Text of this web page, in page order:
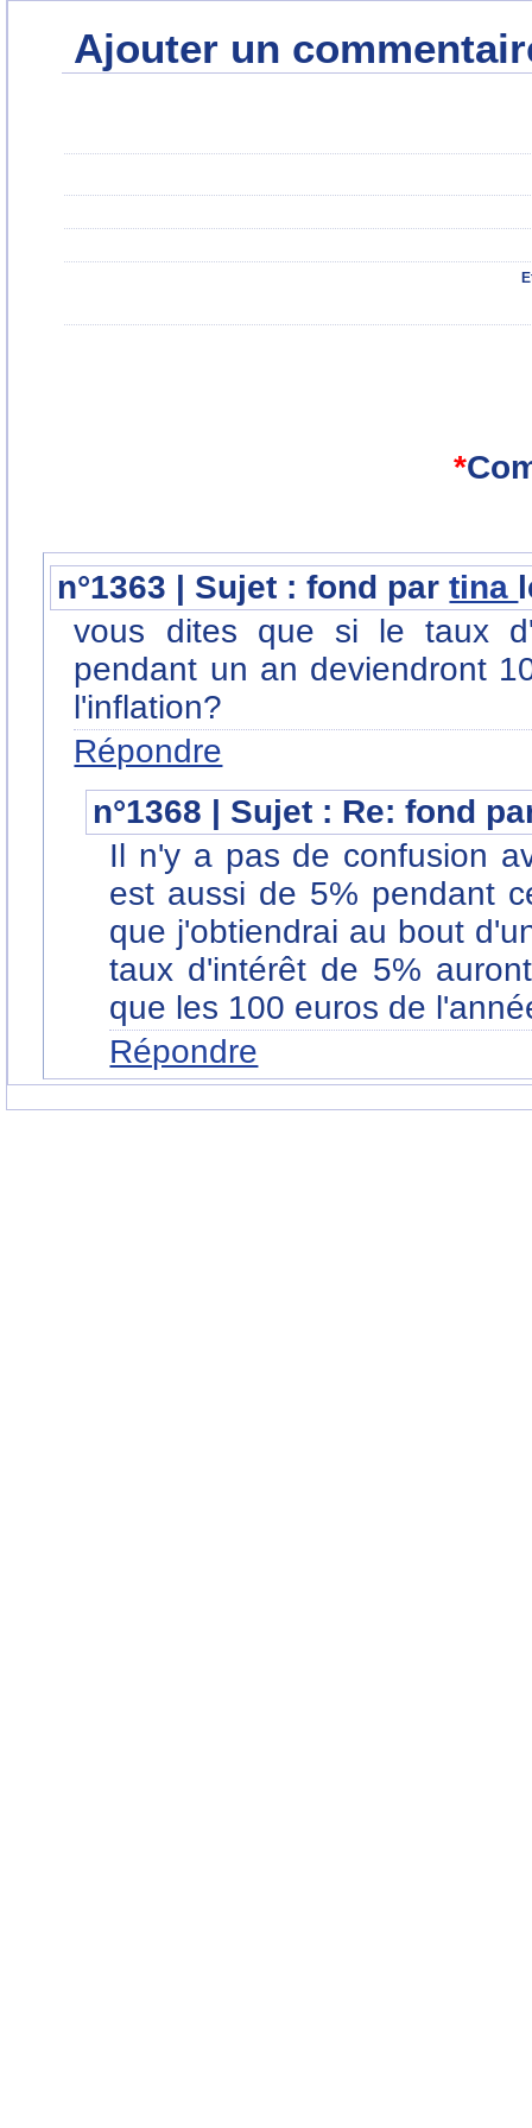
Ajouter un
*
n°1363 | Sujet : fond partina
vous dites que si le taux
pendant un an deviendront
l'inflation?
Répondre
n°1368 | Sujet : Re: fond
Il n'y a pas de confusion
est aussi de 5% pendant
que j'obtiendrai au bout
taux d'intérêt de 5%
que les 100 euros de
Répondre